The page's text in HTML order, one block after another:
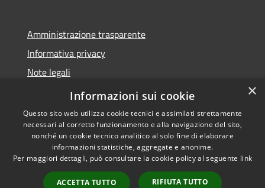
Amministrazione trasparente
Informativa privacy
Note legali
Dichiarazione di accessibilità
Accessibilità
Copyright © 2026 • Comune di
Spoleto • Powered by
Municipium•
Accesso
×
Informazioni sui cookie
Questo sito web utilizza cookie tecnici e assimilati strettamente
necessari al corretto funzionamento e alla navigazione del sito,
nonché un cookie tecnico analitico al solo fine di elaborare
informazioni statistiche, aggregate e anonime.
Per maggiori dettagli, può consultare la cookie policy al seguente link
ACCETTA TUTTO RIFIUTA TUTTO